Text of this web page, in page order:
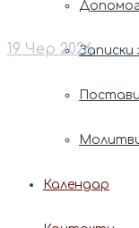
Записки
Календар
19 Чер 2026